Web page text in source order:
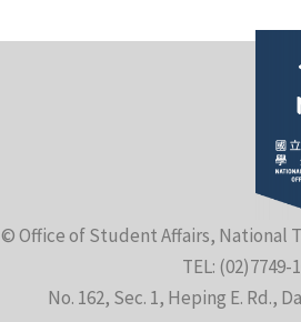
© Office of Student Affairs, National
TEL: (02)7749-
No. 162, Sec. 1, Heping E. Rd.,